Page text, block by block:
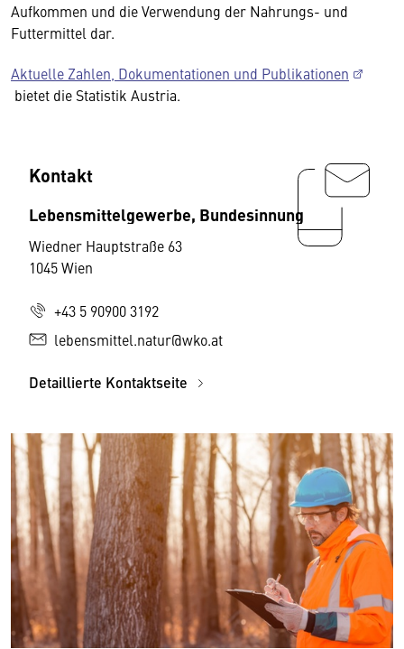
Aufkommen und die Verwendung der Nahrungs- und
Futtermittel dar.
Aktuelle Zahlen, Dokumentationen und Publikationen
bietet die Statistik Austria.
Kontakt
Lebensmittelgewerbe, Bundesinnung
Wiedner Hauptstraße 63
1045 Wien
+43 5 90900 3192
lebensmittel.natur@wko.at
Detaillierte Kontaktseite